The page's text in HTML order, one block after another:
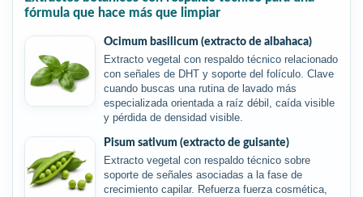
fórmula que hace más que limpiar
Ocimum basilicum (extracto de albahaca)
Extracto vegetal con respaldo técnico relacionado
con señales de DHT y soporte del folículo. Clave
cuando buscas una rutina de lavado más
especializada orientada a raíz débil, caída visible
y pérdida de densidad visible.
Pisum sativum (extracto de guisante)
Extracto vegetal con respaldo técnico sobre
soporte de señales asociadas a la fase de
crecimiento capilar. Refuerza fuerza cosmética,